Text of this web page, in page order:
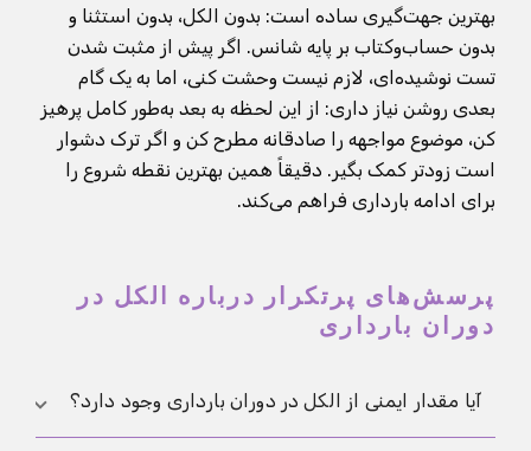
بهترین جهت‌گیری ساده است: بدون الکل، بدون استثنا و
بدون حساب‌وکتاب بر پایه شانس. اگر پیش از مثبت شدن
تست نوشیده‌ای، لازم نیست وحشت کنی، اما به یک گام
بعدی روشن نیاز داری: از این لحظه به بعد به‌طور کامل پرهیز
کن، موضوع مواجهه را صادقانه مطرح کن و اگر ترک دشوار
است زودتر کمک بگیر. دقیقاً همین بهترین نقطه شروع را
برای ادامه بارداری فراهم می‌کند.
پرسش‌های پرتکرار درباره الکل در
دوران بارداری
آیا مقدار ایمنی از الکل در دوران بارداری وجود دارد؟